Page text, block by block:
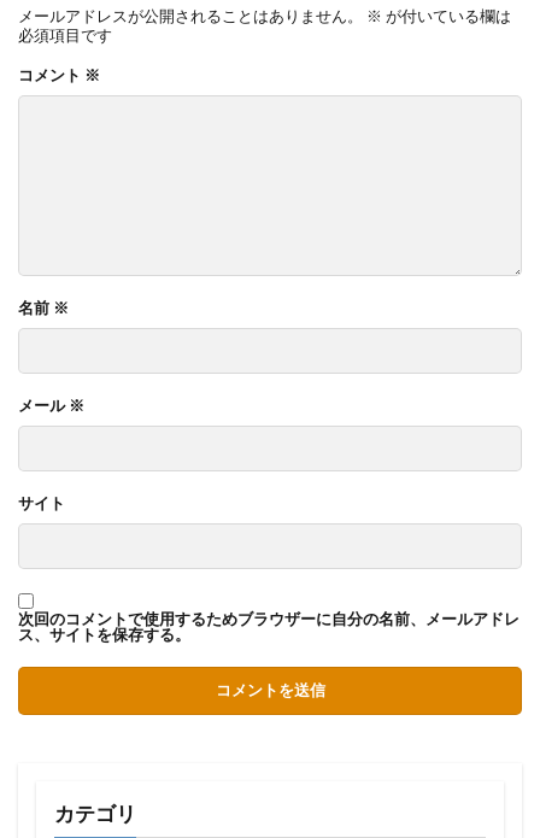
メールアドレスが公開されることはありません。 ※ が付いている欄は
必須項目です
コメント ※
名前 ※
メール ※
サイト
次回のコメントで使用するためブラウザーに自分の名前、メールアドレ
ス、サイトを保存する。
カテゴリ